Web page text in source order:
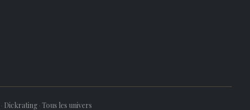
· Dickrating · Tous les univers